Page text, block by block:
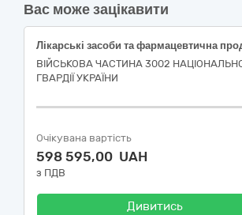
Вас може зацікавити
ВІЙСЬКОВА ЧАСТИНА 3002
ГВАРДІЇ УКРАЇНИ
Очікувана вартість
598 595,00 UAH
з ПДВ
Дивитись